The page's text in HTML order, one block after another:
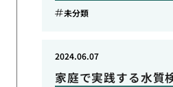
未分類
家庭で実践する水質
2024.06.07